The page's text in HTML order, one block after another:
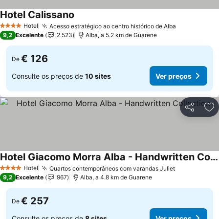
4 EstrelasHotel Acesso estratégico ao centro histórico de Alba
Hotel Calissano
9,2 Excelente 2.523 Alba, a 5.2 km de Guarene
De € 126
Consulte os preços de 10 sites Ver preços
Partilhar
4 EstrelasHotel Quartos contemporâneos com varandas Juliet
Hotel Giacomo Morra Alba - Handwritten Collection
9,2 Excelente 967 Alba, a 4.8 km de Guarene
De € 257